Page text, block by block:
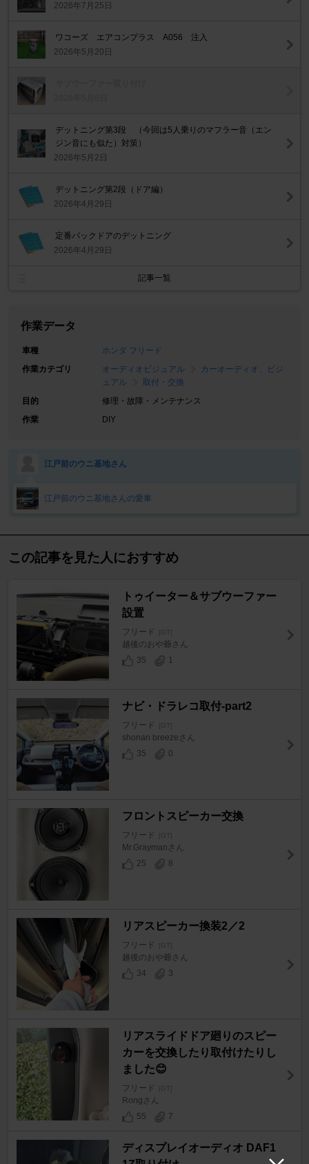
2026年7月25日
ワコーズ エアコンプラス A056 注入
2026年5月20日
デットニング第3段 （今回は5人乗りのマフラー音（エン
ジン音にも似た）対策）
2026年5月2日
デットニング第2段（ドア編）
2026年4月29日
定番バックドアのデットニング
2026年4月29日
記事一覧
作業データ
車種
ホンダ フリード
作業カテゴリ
オーディオビジュアル
カーオーディオ、ビジ
ュアル
取付・交換
目的
修理・故障・メンテナンス
作業
DIY
江戸前のウニ基地さん
江戸前のウニ基地さんの愛車
この記事を見た人におすすめ
トゥイーター＆サブウーファー
設置
フリード [GT]
越後のおや爺さん
35
1
ナビ・ドラレコ取付-part2
フリード [GT]
shonan breezeさん
35
0
フロントスピーカー交換
フリード [GT]
Mr.Graymanさん
25
8
リアスピーカー換装2／2
フリード [GT]
越後のおや爺さん
34
3
リアスライドドア廻りのスピー
カーを交換したり取付けたりし
ました😊
フリード [GT]
Rongさん
55
7
ディスプレイオーディオ DAF1